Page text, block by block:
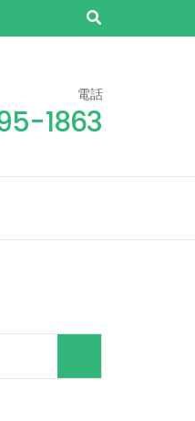
電話
1863